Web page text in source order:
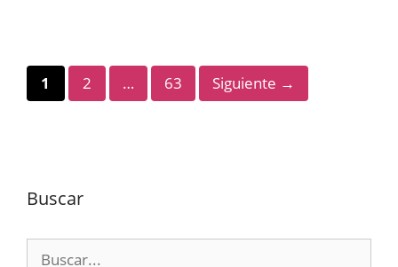
Página
1 Página
2 … Página
63 Siguiente →
Buscar